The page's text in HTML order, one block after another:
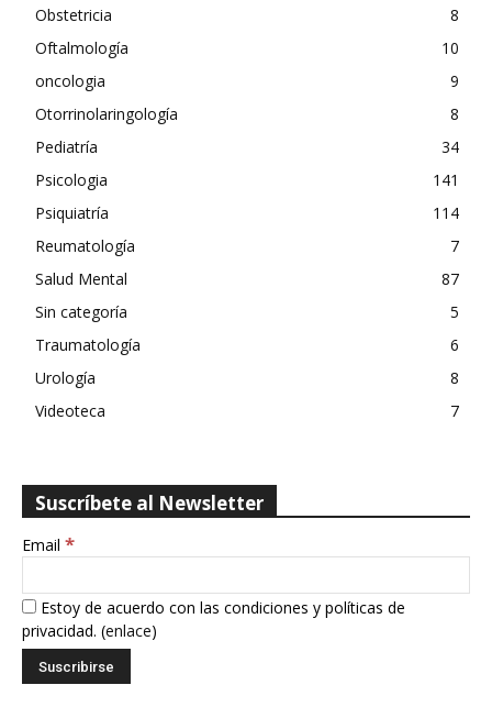
Obstetricia
8
Oftalmología
10
oncologia
9
Otorrinolaringología
8
Pediatría
34
Psicologia
141
Psiquiatría
114
Reumatología
7
Salud Mental
87
Sin categoría
5
Traumatología
6
Urología
8
Videoteca
7
Suscríbete al Newsletter
Email *
Estoy de acuerdo con las condiciones y políticas de
privacidad. (enlace)